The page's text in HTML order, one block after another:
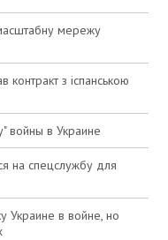
мережу
контракт з іспанською
войны в Украине
на спецслужбу для
Украине в войне, но